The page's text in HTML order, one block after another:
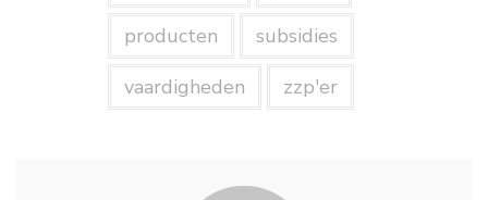
producten
subsidies
vaardigheden
zzp'er